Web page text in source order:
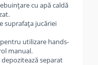
cu apă caldă
suprafața jucăriei
utilizare hands-
manual.
separat